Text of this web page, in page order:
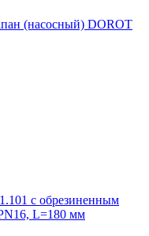
(насосный) DOROT
с обрезиненным
L=180 мм